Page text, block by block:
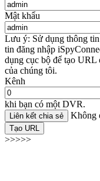
Mật khẩu
Lưu ý: Sử dụng thông
tin đăng nhập
dụng cục bộ để tạo URL
của chúng tôi.
Kênh
khi bạn có một DVR.
Liên kết chia sẻ Không
Tạo URL
>>>>>